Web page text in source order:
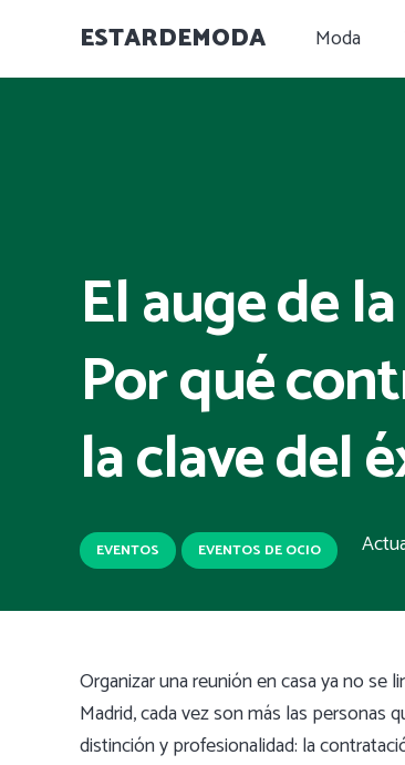
ESTARDEMODA Moda
El auge de
Por qué
la clave del
EVENTOS EVENTOS DE OCIO
Organizar una reunión en casa ya no se
Madrid, cada vez son más las personas
distinción y profesionalidad: la